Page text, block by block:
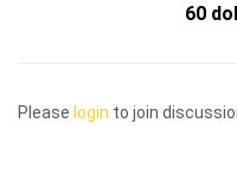
60
Please login to join